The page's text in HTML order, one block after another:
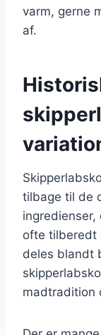
varm, gerne
af.
tilbage til de
ofte tilberedt
deles blandt
madtradition